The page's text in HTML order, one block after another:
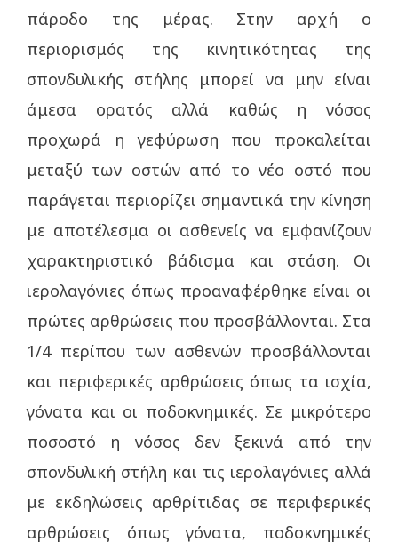
πάροδο της μέρας. Στην αρχή ο
περιορισμός της κινητικότητας της
σπονδυλικής στήλης μπορεί να μην είναι
άμεσα ορατός αλλά καθώς η νόσος
προχωρά η γεφύρωση που προκαλείται
μεταξύ των οστών από το νέο οστό που
παράγεται περιορίζει σημαντικά την κίνηση
με αποτέλεσμα οι ασθενείς να εμφανίζουν
χαρακτηριστικό βάδισμα και στάση. Οι
ιερολαγόνιες όπως προαναφέρθηκε είναι οι
πρώτες αρθρώσεις που προσβάλλονται. Στα
1/4 περίπου των ασθενών προσβάλλονται
και περιφερικές αρθρώσεις όπως τα ισχία,
γόνατα και οι ποδοκνημικές. Σε μικρότερο
ποσοστό η νόσος δεν ξεκινά από την
σπονδυλική στήλη και τις ιερολαγόνιες αλλά
με εκδηλώσεις αρθρίτιδας σε περιφερικές
αρθρώσεις όπως γόνατα, ποδοκνημικές